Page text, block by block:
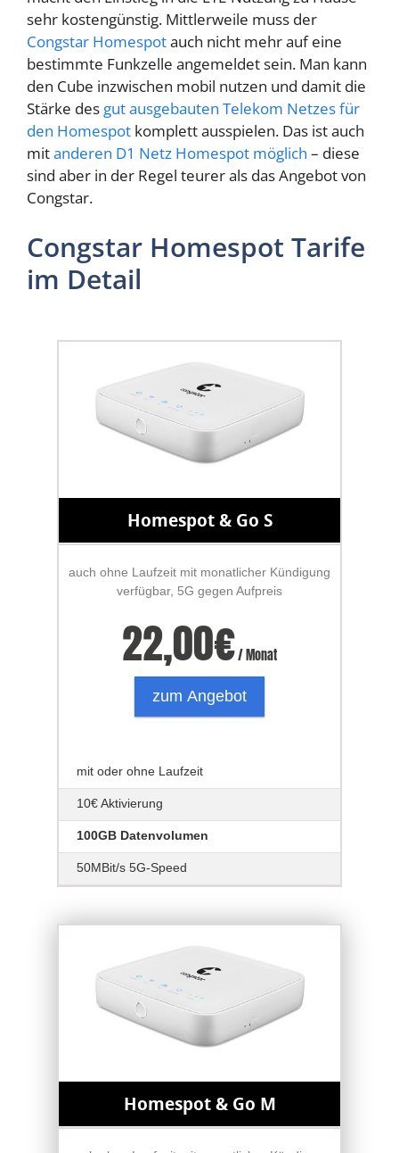
sehr kostengünstig. Mittlerweile muss der
Congstar Homespotauch nicht mehr auf eine
bestimmte Funkzelle angemeldet sein. Man kann
den Cube inzwischen mobil nutzen und damit die
Stärke des gut ausgebauten Telekom Netzes für
den Homespot komplett ausspielen. Das ist auch
mitanderen D1 Netz Homespot möglich – diese
sind aber in der Regel teurer als das Angebot von
Congstar.
Congstar Homespot Tarife
im Detail
Homespot & Go S
auch ohne Laufzeit mit monatlicher Kündigung
verfügbar, 5G gegen Aufpreis
22,00€/ Monat
zum Angebot
mit oder ohne Laufzeit
10€ Aktivierung
100GB Datenvolumen
50MBit/s 5G-Speed
Homespot & Go M